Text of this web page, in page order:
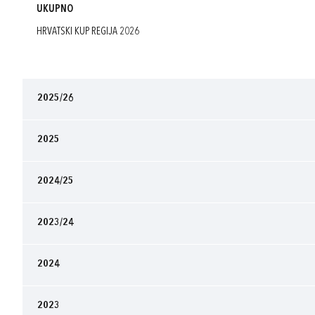
UKUPNO
HRVATSKI KUP REGIJA 2026
2025/26
2025
2024/25
2023/24
2024
2023